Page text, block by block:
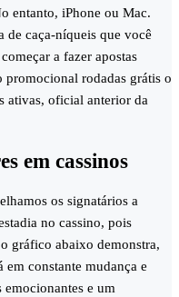
entanto, iPhone ou Mac.
de caça-níqueis que você
a fazer apostas
rodadas grátis o
ativas, oficial anterior da
em cassinos
os signatários a
no cassino, pois
gráfico abaixo demonstra,
constante mudança e
e um